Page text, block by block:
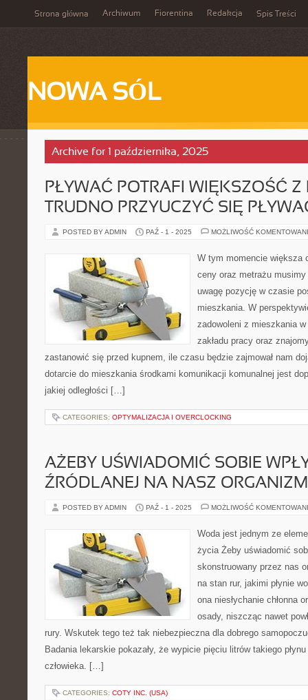
Strona główna Archiwum Fiorentina Redakcja Spis Treści
NOWA SÓL
Archive for 1 października, 2025
PŁYWAĆ POTRAFI WIĘKSZOŚĆ Z
TRUDNO PRZYUCZYĆ SIĘ
POSTED BY ADMIN PAŹ - 1 - 2025 MOŻLIWOŚĆ
W tym momencie większa
ceny oraz metrażu musimy
uwagę pozycję w czasie
mieszkania. W
zadowoleni z mieszkania
zakładu pracy oraz
zastanowić się przed kupnem, ile czasu będzie zajmował nam
dotarcie do mieszkania środkami komunikacji komunalnej jest
jakiej odległości […]
CATEGORIES: OPTYMALIZACJA I OVERCLOCKING
AŻEBY UŚWIADOMIĆ SOBIE
ŹRÓDLANEJ NA NASZ ORGANIZM
POSTED BY ADMIN PAŹ - 1 - 2025 MOŻLIWOŚĆ
Woda jest jednym ze
życia Żeby uświadomić
skonstruowany przez nas
na stan rur, jakimi płynie
ona niesłychanie chłonna
osady, niszcząc nawet
rury. Wskutek tego też tak niebezpieczna dla dobrego
Badania lekarskie pokazały, że wypicie pięciu litrów takiego
człowieka. […]
CATEGORIES: COTY INC. (USA)